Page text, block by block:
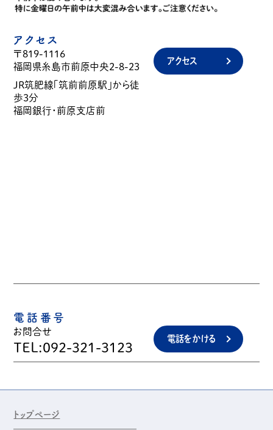
アクセス
〒819-1116
福岡県糸島市前原中央2-8-23
JR筑肥線「筑前前原駅」から徒
歩3分
福岡銀行・前原支店前
アクセス
電話番号
お問合せ
TEL:092-321-3123
電話をかける
トップページ